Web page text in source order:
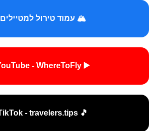
🏔️ עמוד טירול למטיילים
▶️ YouTube - WhereToFly
🎵 TikTok - travelers.tips